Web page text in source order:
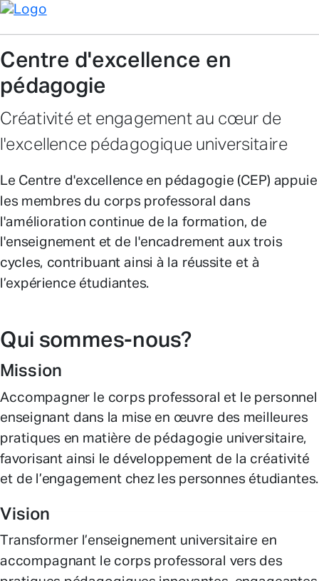
Centre d'excellence en
pédagogie
Créativité et engagement au cœur de
l'excellence pédagogique universitaire
Le Centre d'excellence en pédagogie (CEP) appuie
les membres du corps professoral dans
l'amélioration continue de la formation, de
l'enseignement et de l'encadrement aux trois
cycles, contribuant ainsi à la réussite et à
l’expérience étudiantes.
Qui sommes-nous?
Mission
Accompagner le corps professoral et le personnel
enseignant dans la mise en œuvre des meilleures
pratiques en matière de pédagogie universitaire,
favorisant ainsi le développement de la créativité
et de l’engagement chez les personnes étudiantes.
Vision
Transformer l’enseignement universitaire en
accompagnant le corps professoral vers des